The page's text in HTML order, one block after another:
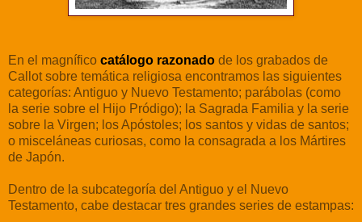
En el magnífico catálogo razonado de los grabados de
Callot sobre temática religiosa encontramos las siguientes
categorías: Antiguo y Nuevo Testamento; parábolas (como
la serie sobre el Hijo Pródigo); la Sagrada Familia y la serie
sobre la Virgen; los Apóstoles; los santos y vidas de santos;
o misceláneas curiosas, como la consagrada a los Mártires
de Japón.
Dentro de la subcategoría del Antiguo y el Nuevo
Testamento, cabe destacar tres grandes series de estampas: